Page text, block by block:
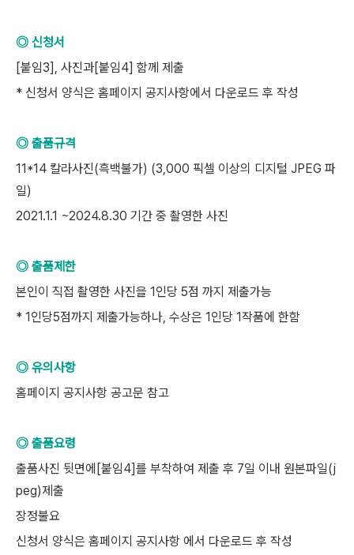
◎ 신청서
[붙임3], 사진과[붙임4] 함께 제출
* 신청서 양식은 홈페이지 공지사항에서 다운로드 후 작성
◎ 출품규격
11*14 칼라사진(흑백불가) (3,000 픽셀 이상의 디지털 JPEG 파
일)
2021.1.1 ~2024.8.30 기간 중 촬영한 사진
◎ 출품제한
본인이 직접 촬영한 사진을 1인당 5점 까지 제출가능
* 1인당5점까지 제출가능하나, 수상은 1인당 1작품에 한함
◎ 유의사항
홈페이지 공지사항 공고문 참고
◎ 출품요령
출품사진 뒷면에[붙임4]를 부착하여 제출 후 7일 이내 원본파일(j
peg)제출
장정불요
신청서 양식은 홈페이지 공지사항 에서 다운로드 후 작성